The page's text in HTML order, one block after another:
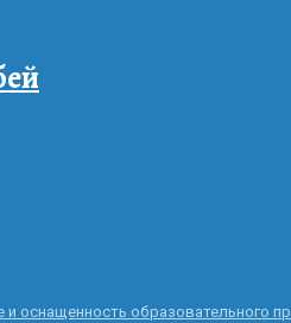
и оснащенность образовательного